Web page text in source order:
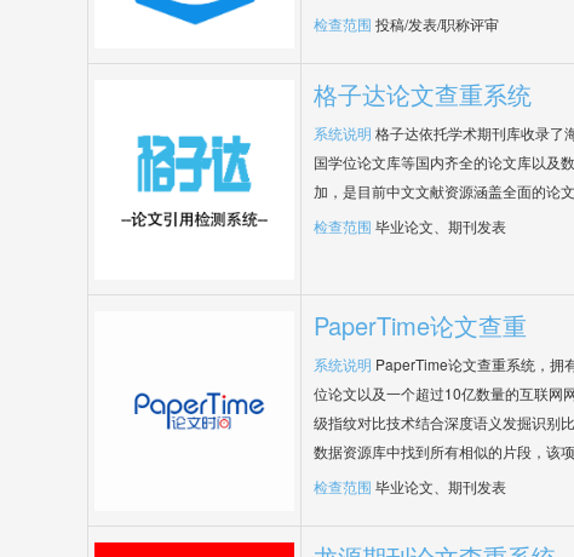
检查范围 投稿/发表/职称评审
格子达论文查重系统
系统说明 格子达依托学术期刊库收录了
国学位论文库等国内齐全的论文库以及
加，是目前中文文献资源涵盖全面的论
检查范围 毕业论文、期刊发表
PaperTime论文查重
系统说明 PaperTime论文查重系统，拥
位论文以及一个超过10亿数量的互联网
级指纹对比技术结合深度语义发掘识别
数据资源库中找到所有相似的片段，该
检查范围 毕业论文、期刊发表